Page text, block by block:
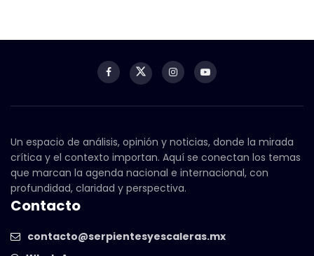
Un espacio de análisis, opinión y noticias, donde la mirada
crítica y el contexto importan. Aquí se conectan los temas
que marcan la agenda nacional e internacional, con
profundidad, claridad y perspectiva.
Contacto
contacto@serpientesyescaleras.mx